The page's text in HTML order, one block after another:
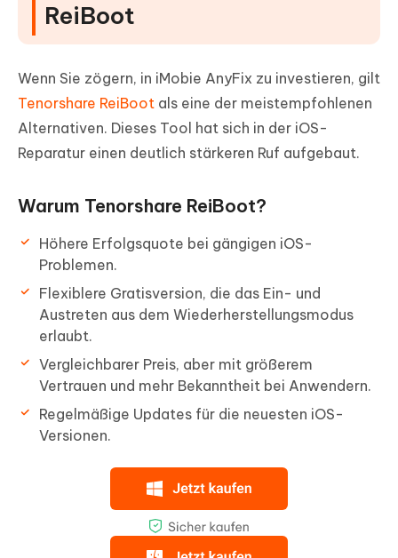
ReiBoot
Wenn Sie zögern, in iMobie AnyFix zu investieren, gilt
Tenorshare ReiBoot als eine der meistempfohlenen
Alternativen. Dieses Tool hat sich in der iOS-
Reparatur einen deutlich stärkeren Ruf aufgebaut.
Warum Tenorshare ReiBoot?
Höhere Erfolgsquote bei gängigen iOS-
Problemen.
Flexiblere Gratisversion, die das Ein- und
Austreten aus dem Wiederherstellungsmodus
erlaubt.
Vergleichbarer Preis, aber mit größerem
Vertrauen und mehr Bekanntheit bei Anwendern.
Regelmäßige Updates für die neuesten iOS-
Versionen.